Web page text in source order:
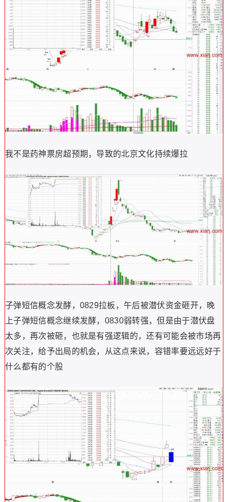
我不是药神票房超预期，导致的北京文化持续爆拉
子弹短信概念发酵，0829拉板，午后被潜伏资金砸开，晚
上子弹短信概念继续发酵，0830弱转强，但是由于潜伏盘
太多，再次被砸，也就是有强逻辑的，还有可能会被市场再
次关注，给予出局的机会，从这点来说，容错率要远远好于
什么都有的个股